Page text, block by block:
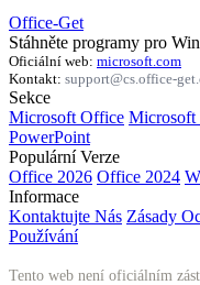
Office-Get
Stáhněte programy pro
Oficiální web: microsoft.com
Kontakt: support@cs.office-
Sekce
Microsoft Office Microsoft
PowerPoint
Populární Verze
Office 2026 Office 2024
Informace
Kontaktujte Nás Zásady
Používání
Tento web není oficiálním